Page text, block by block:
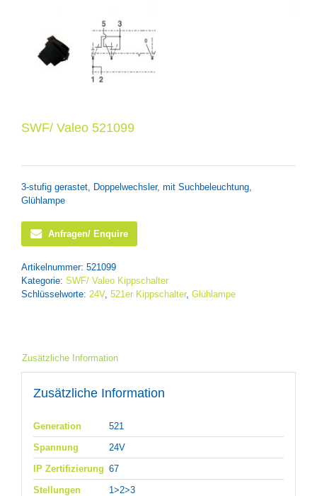
SWF/ Valeo 521099
3-stufig gerastet, Doppelwechsler, mit Suchbeleuchtung,
Glühlampe
Anfragen/ Enquire
Artikelnummer: 521099
Kategorie: SWF/ Valeo Kippschalter
Schlüsselworte: 24V, 521er Kippschalter, Glühlampe
Zusätzliche Information
Zusätzliche Information
Generation
521
Spannung
24V
IP Zertifizierung 67
Stellungen
1>2>3